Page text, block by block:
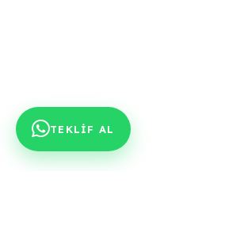
TEKLİF AL